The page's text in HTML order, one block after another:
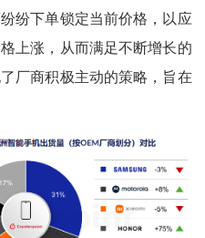
纷下单锁定当前价格，以应
上涨，从而满足不断增长的
厂商积极主动的策略，旨在